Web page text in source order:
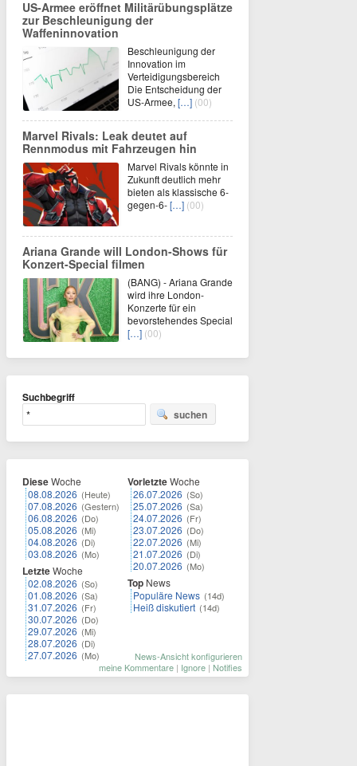
US-Armee eröffnet Militärübungsplätze
zur Beschleunigung der
Waffeninnovation
Beschleunigung der
Innovation im
Verteidigungsbereich
Die Entscheidung der
US-Armee, […] (00)
Marvel Rivals: Leak deutet auf
Rennmodus mit Fahrzeugen hin
Marvel Rivals könnte in
Zukunft deutlich mehr
bieten als klassische 6-
gegen-6-[…] (00)
Ariana Grande will London-Shows für
Konzert-Special filmen
(BANG) - Ariana Grande
wird ihre London-
Konzerte für ein
bevorstehendes Special
[…] (00)
Suchbegriff
suchen
DieseWoche
08.08.2026 (Heute)
07.08.2026 (Gestern)
06.08.2026 (Do)
05.08.2026 (Mi)
04.08.2026 (Di)
03.08.2026 (Mo)
LetzteWoche
02.08.2026 (So)
01.08.2026 (Sa)
31.07.2026 (Fr)
30.07.2026 (Do)
29.07.2026 (Mi)
28.07.2026 (Di)
27.07.2026 (Mo)
VorletzteWoche
26.07.2026 (So)
25.07.2026 (Sa)
24.07.2026 (Fr)
23.07.2026 (Do)
22.07.2026 (Mi)
21.07.2026 (Di)
20.07.2026 (Mo)
Top News
Populäre News (14d)
Heiß diskutiert (14d)
News-Ansicht konfigurieren
meine Kommentare | Ignore | Notifies